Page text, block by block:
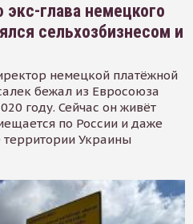
глава немецкого
сельхозбизнесом и
немецкой платёжной
бежал из Евросоюза
году. Сейчас он живёт
по России и даже
Украины